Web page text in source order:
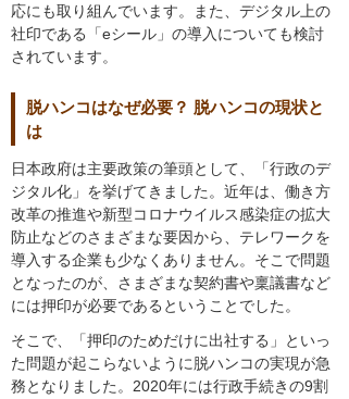
応にも取り組んでいます。また、デジタル上の
社印である「eシール」の導入についても検討
されています。
脱ハンコはなぜ必要？ 脱ハンコの現状と
は
日本政府は主要政策の筆頭として、「行政のデ
ジタル化」を挙げてきました。近年は、働き方
改革の推進や新型コロナウイルス感染症の拡大
防止などのさまざまな要因から、テレワークを
導入する企業も少なくありません。そこで問題
となったのが、さまざまな契約書や稟議書など
には押印が必要であるということでした。
そこで、「押印のためだけに出社する」といっ
た問題が起こらないように脱ハンコの実現が急
務となりました。2020年には行政手続きの9割